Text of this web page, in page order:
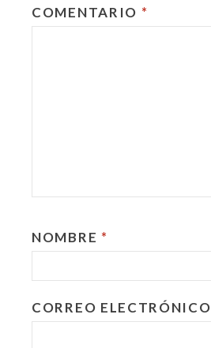
COMENTARIO *
NOMBRE *
CORREO ELECTRÓNICO